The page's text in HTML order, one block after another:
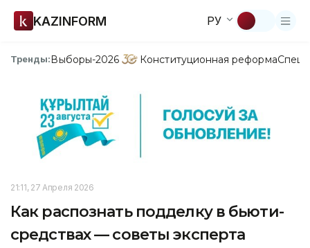
KAZINFORM РУ
Тренды:Выборы-2026 Конституционная реформа
21:11, 27 Апреля 2026
Как распознать подделку в бьюти-
средствах — советы эксперта